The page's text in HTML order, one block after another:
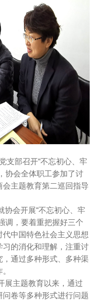
部召开“不忘初心、牢
协会全体职工参加了讨
主题教育第二巡回指导
会开展“不忘初心、牢
调，要着重把握好三个
中国特色社会主义思想
的消化和理解，注重讨
通过多种形式、多种渠
主题教育以来，通过
卷等多种形式进行问题